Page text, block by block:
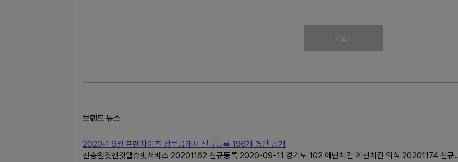
더보기
브랜드 뉴스
2020년 9월 프랜차이즈 정보공개서 신규등록 196개 명단 공개
신승원컷앤컷엘슈빗서비스 20201162 신규등록 2020-09-11 경기도 102 에덴치킨 에덴치킨 외식 20201174 신규